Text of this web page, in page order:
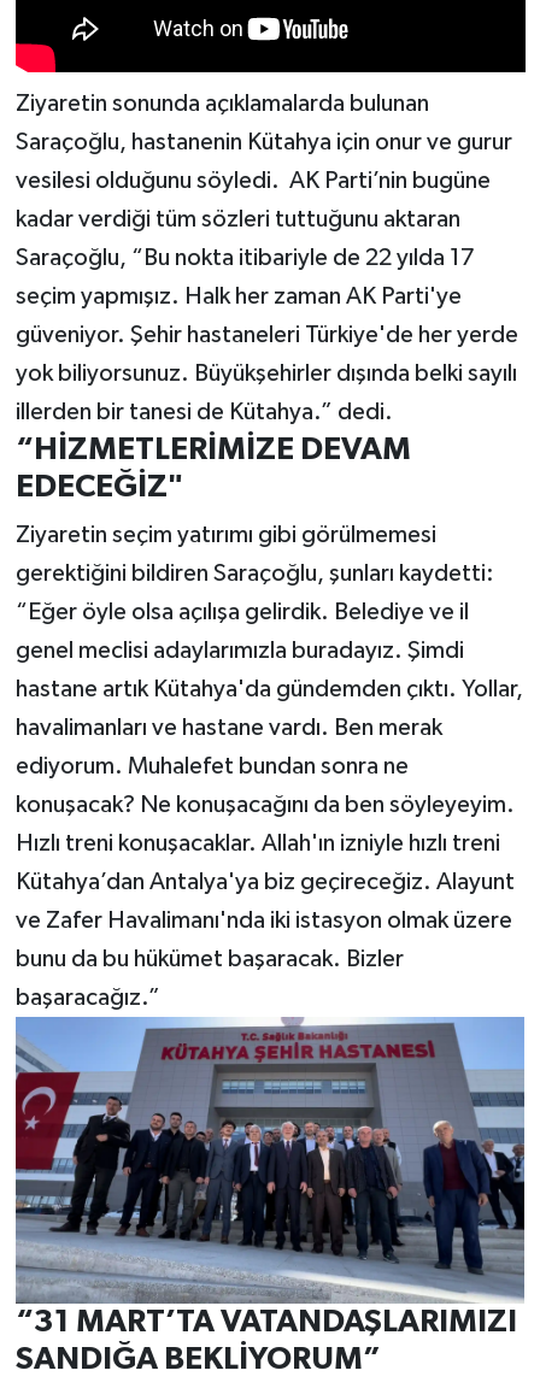
Ziyaretin sonunda açıklamalarda bulunan
Saraçoğlu, hastanenin Kütahya için onur ve gurur
vesilesi olduğunu söyledi. AK Parti’nin bugüne
kadar verdiği tüm sözleri tuttuğunu aktaran
Saraçoğlu, “Bu nokta itibariyle de 22 yılda 17
seçim yapmışız. Halk her zaman AK Parti'ye
güveniyor. Şehir hastaneleri Türkiye'de her yerde
yok biliyorsunuz. Büyükşehirler dışında belki sayılı
illerden bir tanesi de Kütahya.” dedi.
“HİZMETLERİMİZE DEVAM
EDECEĞİZ"
Ziyaretin seçim yatırımı gibi görülmemesi
gerektiğini bildiren Saraçoğlu, şunları kaydetti:
“Eğer öyle olsa açılışa gelirdik. Belediye ve il
genel meclisi adaylarımızla buradayız. Şimdi
hastane artık Kütahya'da gündemden çıktı. Yollar,
havalimanları ve hastane vardı. Ben merak
ediyorum. Muhalefet bundan sonra ne
konuşacak? Ne konuşacağını da ben söyleyeyim.
Hızlı treni konuşacaklar. Allah'ın izniyle hızlı treni
Kütahya’dan Antalya'ya biz geçireceğiz. Alayunt
ve Zafer Havalimanı'nda iki istasyon olmak üzere
bunu da bu hükümet başaracak. Bizler
başaracağız.”
“31 MART’TA VATANDAŞLARIMIZI
SANDIĞA BEKLİYORUM”
Yaşam